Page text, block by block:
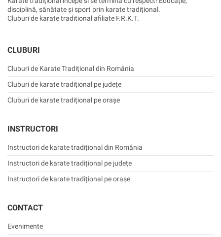
disciplină, sănătate și sport prin karate tradițional.
Cluburi de karate traditional afiliate F.R.K.T.
CLUBURI
Cluburi de Karate Tradițional din România
Cluburi de karate tradițional pe județe
Cluburi de karate tradițional pe orașe
INSTRUCTORI
Instructori de karate tradițional din România
Instructori de karate tradițional pe județe
Instructori de karate tradițional pe orașe
CONTACT
Evenimente